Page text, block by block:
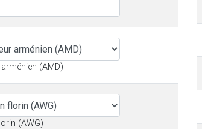
(AMD)
(AWG)